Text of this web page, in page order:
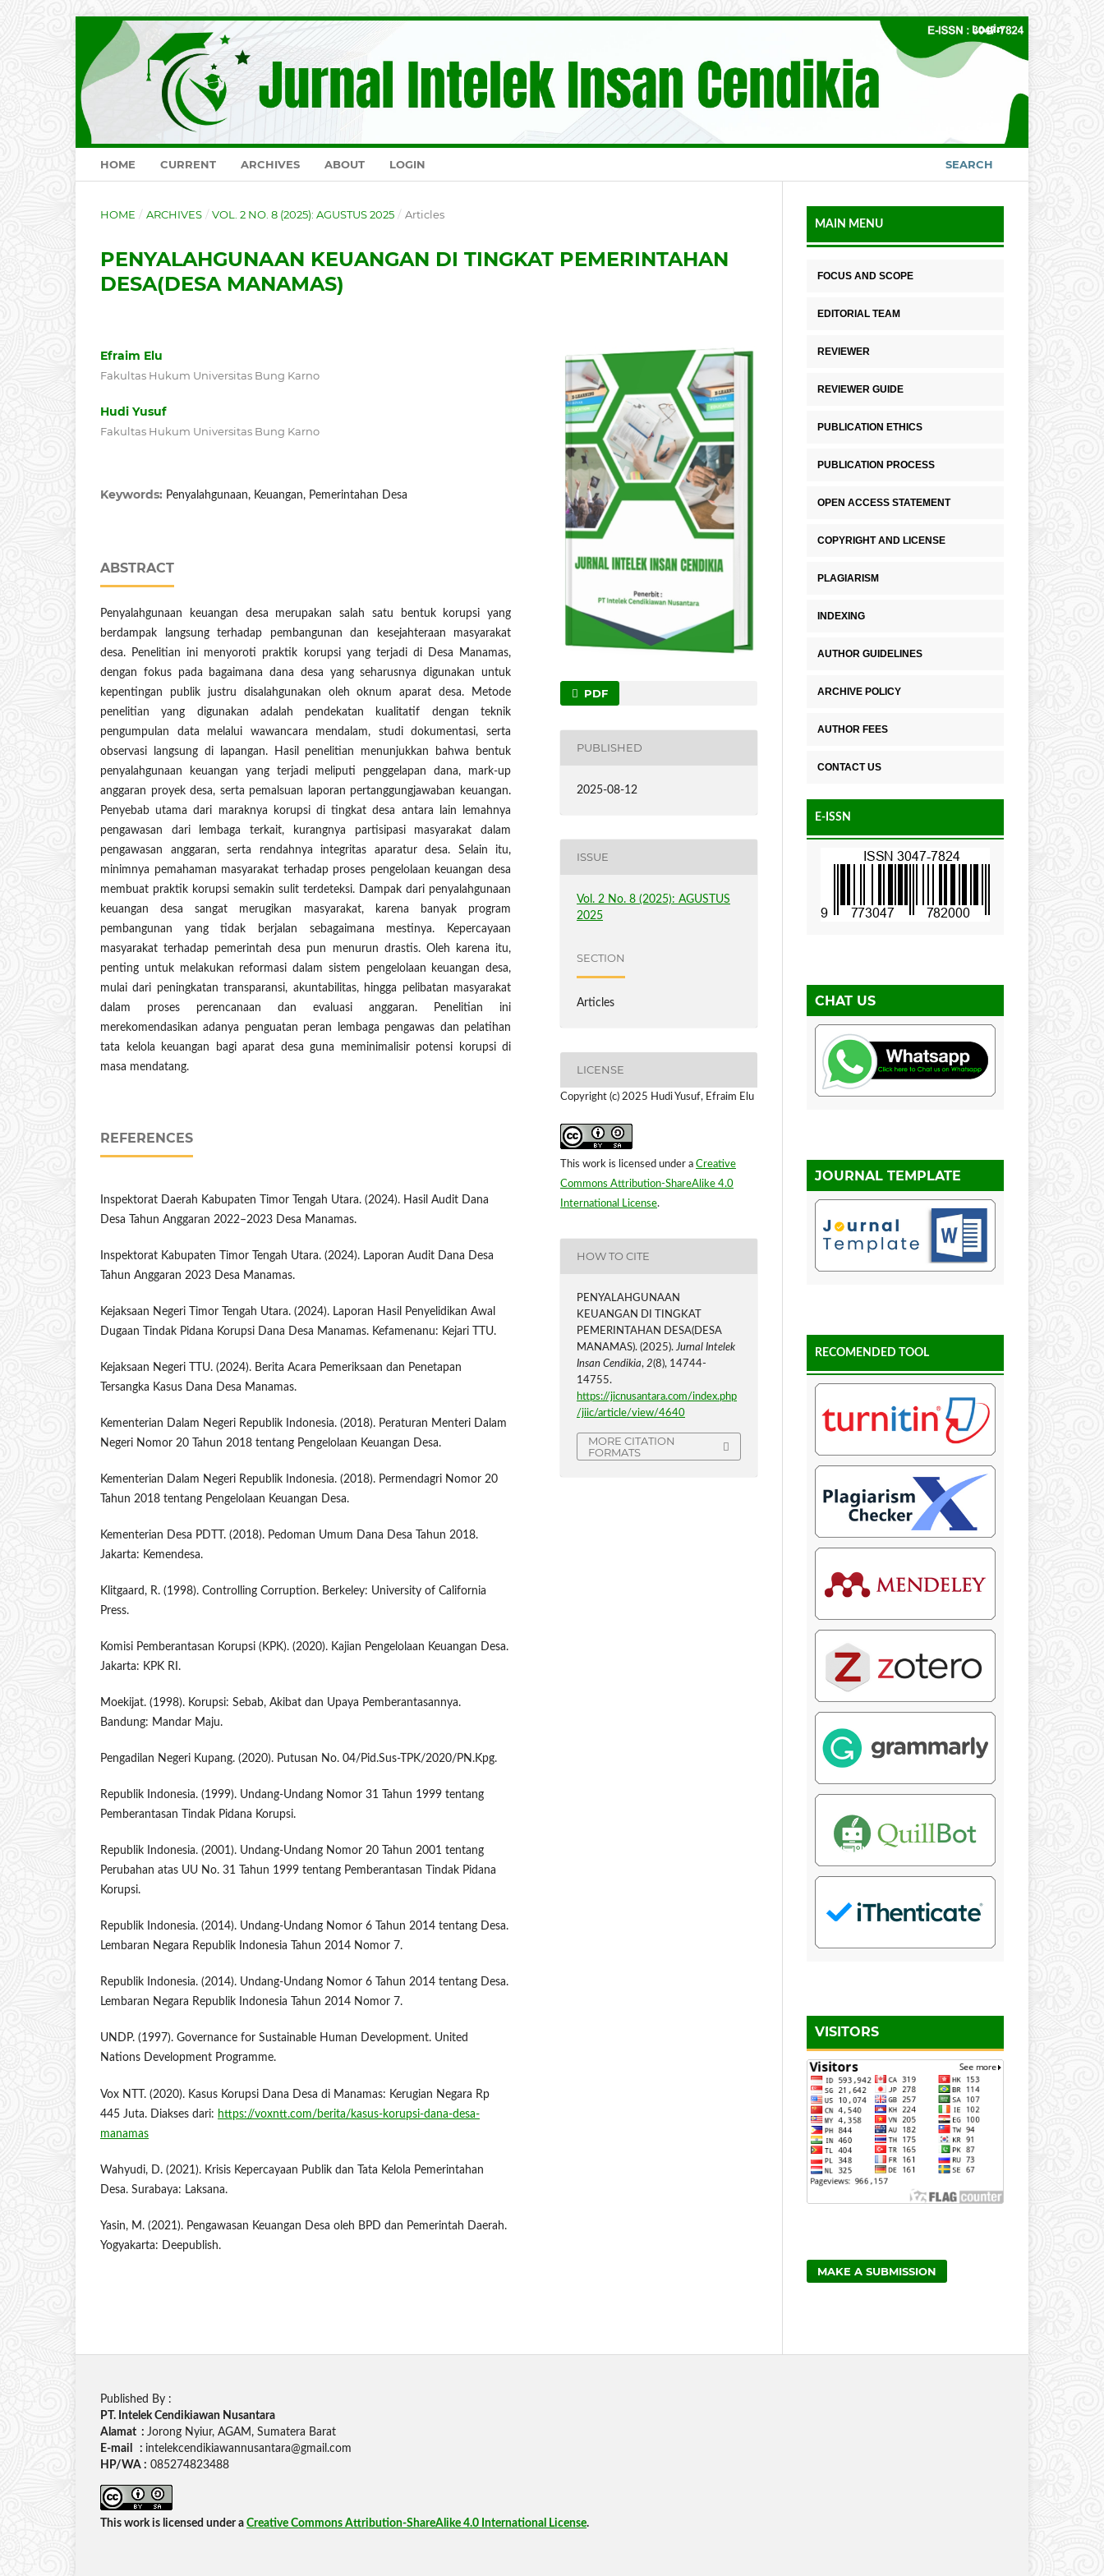
HOME CURRENT ARCHIVES ABOUT LOGIN SEARCH
Login
HOME / ARCHIVES / VOL. 2 NO. 8 (2025): AGUSTUS 2025 / Articles
PENYALAHGUNAAN KEUANGAN DI TINGKAT PEMERINTAHAN
DESA(DESA MANAMAS)
Efraim Elu
Fakultas Hukum Universitas Bung Karno
Hudi Yusuf
Fakultas Hukum Universitas Bung Karno
Keywords: Penyalahgunaan, Keuangan, Pemerintahan Desa
ABSTRACT
Penyalahgunaan keuangan desa merupakan salah satu bentuk korupsi yang
berdampak langsung terhadap pembangunan dan kesejahteraan masyarakat
desa. Penelitian ini menyoroti praktik korupsi yang terjadi di Desa Manamas,
dengan fokus pada bagaimana dana desa yang seharusnya digunakan untuk
kepentingan publik justru disalahgunakan oleh oknum aparat desa. Metode
penelitian yang digunakan adalah pendekatan kualitatif dengan teknik
pengumpulan data melalui wawancara mendalam, studi dokumentasi, serta
observasi langsung di lapangan. Hasil penelitian menunjukkan bahwa bentuk
penyalahgunaan keuangan yang terjadi meliputi penggelapan dana, mark-up
anggaran proyek desa, serta pemalsuan laporan pertanggungjawaban keuangan.
Penyebab utama dari maraknya korupsi di tingkat desa antara lain lemahnya
pengawasan dari lembaga terkait, kurangnya partisipasi masyarakat dalam
pengawasan anggaran, serta rendahnya integritas aparatur desa. Selain itu,
minimnya pemahaman masyarakat terhadap proses pengelolaan keuangan desa
membuat praktik korupsi semakin sulit terdeteksi. Dampak dari penyalahgunaan
keuangan desa sangat merugikan masyarakat, karena banyak program
pembangunan yang tidak berjalan sebagaimana mestinya. Kepercayaan
masyarakat terhadap pemerintah desa pun menurun drastis. Oleh karena itu,
penting untuk melakukan reformasi dalam sistem pengelolaan keuangan desa,
mulai dari peningkatan transparansi, akuntabilitas, hingga pelibatan masyarakat
dalam proses perencanaan dan evaluasi anggaran. Penelitian ini
merekomendasikan adanya penguatan peran lembaga pengawas dan pelatihan
tata kelola keuangan bagi aparat desa guna meminimalisir potensi korupsi di
masa mendatang.
REFERENCES
Inspektorat Daerah Kabupaten Timor Tengah Utara. (2024). Hasil Audit Dana
Desa Tahun Anggaran 2022–2023 Desa Manamas.
Inspektorat Kabupaten Timor Tengah Utara. (2024). Laporan Audit Dana Desa
Tahun Anggaran 2023 Desa Manamas.
Kejaksaan Negeri Timor Tengah Utara. (2024). Laporan Hasil Penyelidikan Awal
Dugaan Tindak Pidana Korupsi Dana Desa Manamas. Kefamenanu: Kejari TTU.
Kejaksaan Negeri TTU. (2024). Berita Acara Pemeriksaan dan Penetapan
Tersangka Kasus Dana Desa Manamas.
Kementerian Dalam Negeri Republik Indonesia. (2018). Peraturan Menteri Dalam
Negeri Nomor 20 Tahun 2018 tentang Pengelolaan Keuangan Desa.
Kementerian Dalam Negeri Republik Indonesia. (2018). Permendagri Nomor 20
Tahun 2018 tentang Pengelolaan Keuangan Desa.
Kementerian Desa PDTT. (2018). Pedoman Umum Dana Desa Tahun 2018.
Jakarta: Kemendesa.
Klitgaard, R. (1998). Controlling Corruption. Berkeley: University of California
Press.
Komisi Pemberantasan Korupsi (KPK). (2020). Kajian Pengelolaan Keuangan Desa.
Jakarta: KPK RI.
Moekijat. (1998). Korupsi: Sebab, Akibat dan Upaya Pemberantasannya.
Bandung: Mandar Maju.
Pengadilan Negeri Kupang. (2020). Putusan No. 04/Pid.Sus-TPK/2020/PN.Kpg.
Republik Indonesia. (1999). Undang-Undang Nomor 31 Tahun 1999 tentang
Pemberantasan Tindak Pidana Korupsi.
Republik Indonesia. (2001). Undang-Undang Nomor 20 Tahun 2001 tentang
Perubahan atas UU No. 31 Tahun 1999 tentang Pemberantasan Tindak Pidana
Korupsi.
Republik Indonesia. (2014). Undang-Undang Nomor 6 Tahun 2014 tentang Desa.
Lembaran Negara Republik Indonesia Tahun 2014 Nomor 7.
Republik Indonesia. (2014). Undang-Undang Nomor 6 Tahun 2014 tentang Desa.
Lembaran Negara Republik Indonesia Tahun 2014 Nomor 7.
UNDP. (1997). Governance for Sustainable Human Development. United
Nations Development Programme.
Vox NTT. (2020). Kasus Korupsi Dana Desa di Manamas: Kerugian Negara Rp
445 Juta. Diakses dari: https://voxntt.com/berita/kasus-korupsi-dana-desa-
manamas
Wahyudi, D. (2021). Krisis Kepercayaan Publik dan Tata Kelola Pemerintahan
Desa. Surabaya: Laksana.
Yasin, M. (2021). Pengawasan Keuangan Desa oleh BPD dan Pemerintah Daerah.
Yogyakarta: Deepublish.
PDF
PUBLISHED
2025-08-12
ISSUE
Vol. 2 No. 8 (2025): AGUSTUS
2025
SECTION
Articles
LICENSE
Copyright (c) 2025 Hudi Yusuf, Efraim Elu
This work is licensed under a Creative
Commons Attribution-ShareAlike 4.0
International License.
HOW TO CITE
PENYALAHGUNAAN
KEUANGAN DI TINGKAT
PEMERINTAHAN DESA(DESA
MANAMAS). (2025).Jurnal Intelek
Insan Cendikia,2(8), 14744-
14755.
https://jicnusantara.com/index.php
/jiic/article/view/4640
MORE CITATION
FORMATS
MAIN MENU
FOCUS AND SCOPE
EDITORIAL TEAM
REVIEWER
REVIEWER GUIDE
PUBLICATION ETHICS
PUBLICATION PROCESS
OPEN ACCESS STATEMENT
COPYRIGHT AND LICENSE
PLAGIARISM
INDEXING
AUTHOR GUIDELINES
ARCHIVE POLICY
AUTHOR FEES
CONTACT US
E-ISSN
CHAT US
JOURNAL TEMPLATE
RECOMENDED TOOL
VISITORS
MAKE A SUBMISSION
Published By :
PT. Intelek Cendikiawan Nusantara
Alamat : Jorong Nyiur, AGAM, Sumatera Barat
E-mail : intelekcendikiawannusantara@gmail.com
HP/WA : 085274823488
This work is licensed under a Creative Commons Attribution-ShareAlike 4.0 International License.